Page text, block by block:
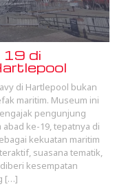
19 di
di Hartlepool bukan
maritim. Museum ini
pengunjung
ke-19, tepatnya di
kekuatan maritim
suasana tematik,
kesempatan
[…]